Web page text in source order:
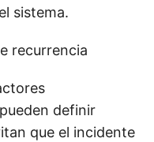
sistema.
recurrencia
definir
que el incidente